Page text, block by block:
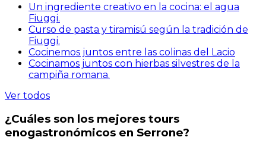
Un ingrediente creativo en la cocina: el agua
Fiuggi.
Curso de pasta y tiramisú según la tradición de
Fiuggi.
Cocinemos juntos entre las colinas del Lacio
Cocinamos juntos con hierbas silvestres de la
campiña romana.
Ver todos
¿Cuáles son los mejores tours
enogastronómicos en Serrone?